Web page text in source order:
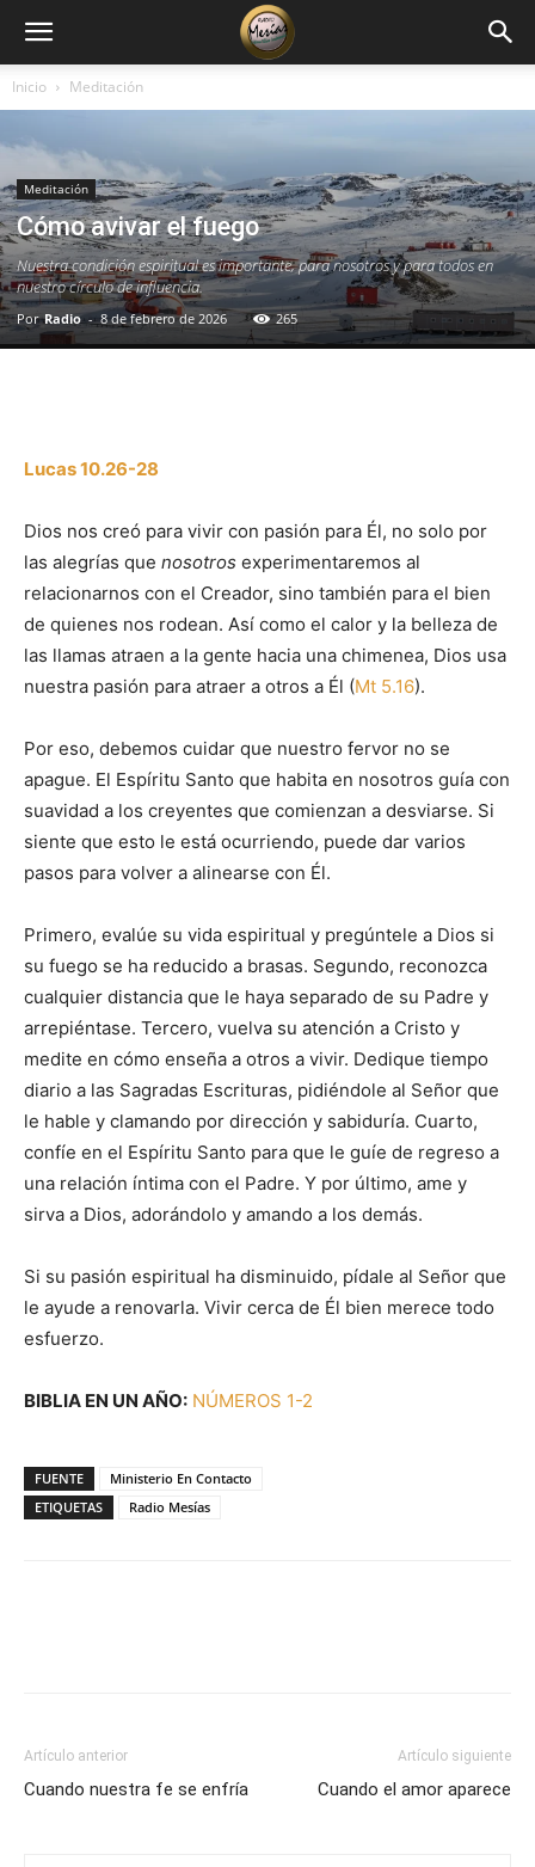
Inicio Meditación
Meditación
Cómo avivar el fuego
Nuestra condición espiritual es importante, para nosotros y para todos en
nuestro círculo de influencia.
Por Radio - 8 de febrero de 2026 265
Lucas 10.26-28
Dios nos creó para vivir con pasión para Él, no solo por
las alegrías que nosotros experimentaremos al
relacionarnos con el Creador, sino también para el bien
de quienes nos rodean. Así como el calor y la belleza de
las llamas atraen a la gente hacia una chimenea, Dios usa
nuestra pasión para atraer a otros a Él (Mt 5.16).
Por eso, debemos cuidar que nuestro fervor no se
apague. El Espíritu Santo que habita en nosotros guía con
suavidad a los creyentes que comienzan a desviarse. Si
siente que esto le está ocurriendo, puede dar varios
pasos para volver a alinearse con Él.
Primero, evalúe su vida espiritual y pregúntele a Dios si
su fuego se ha reducido a brasas. Segundo, reconozca
cualquier distancia que le haya separado de su Padre y
arrepiéntase. Tercero, vuelva su atención a Cristo y
medite en cómo enseña a otros a vivir. Dedique tiempo
diario a las Sagradas Escrituras, pidiéndole al Señor que
le hable y clamando por dirección y sabiduría. Cuarto,
confíe en el Espíritu Santo para que le guíe de regreso a
una relación íntima con el Padre. Y por último, ame y
sirva a Dios, adorándolo y amando a los demás.
Si su pasión espiritual ha disminuido, pídale al Señor que
le ayude a renovarla. Vivir cerca de Él bien merece todo
esfuerzo.
BIBLIA EN UN AÑO: NÚMEROS 1-2
FUENTE
Ministerio En Contacto
ETIQUETAS
Radio Mesías
Artículo anterior
Cuando nuestra fe se enfría
Artículo siguiente
Cuando el amor aparece